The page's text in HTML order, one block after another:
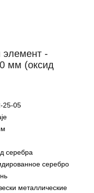
элемент -
мм (оксид
25-05
серебра
серебро
металлические